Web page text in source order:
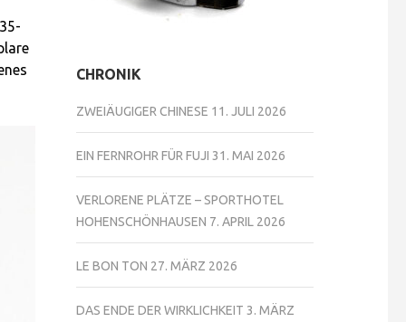
CHRONIK
ZWEIÄUGIGER CHINESE 11. JULI 2026
EIN FERNROHR FÜR FUJI 31. MAI 2026
VERLORENE PLÄTZE – SPORTHOTEL
HOHENSCHÖNHAUSEN 7. APRIL 2026
LE BON TON 27. MÄRZ 2026
DAS ENDE DER WIRKLICHKEIT 3. MÄRZ